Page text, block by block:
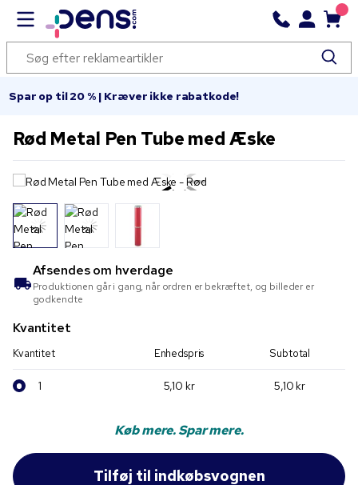
Spar op til 20 % | Kræver ikke rabatkode!
Rød Metal Pen Tube med Æske
Afsendes om hverdage
Produktionen går i gang, når ordren er bekræftet, og billeder er
godkendte
Kvantitet
Kvantitet Enhedspris Subtotal
1 5,10 kr 5,10 kr
Køb mere. Spar mere.